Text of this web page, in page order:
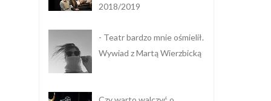
2018/2019
- Teatr bardzo mnie ośmielił.
Wywiad z Martą Wierzbicką